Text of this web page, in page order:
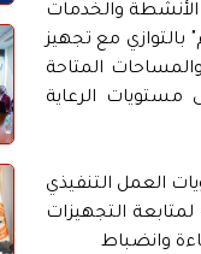
والخدمات
بالتوازي مع تجهيز
المتاحة
مستويات الرعاية
العمل التنفيذي
التجهيزات
وانضباط